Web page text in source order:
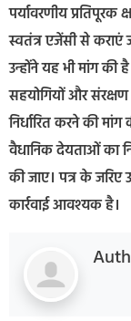
पर्यावरणीय
स्वतंत्र एजेंसी से कराएं
उन्होंने यह भी मांग
सहयोगियों और संरक्षण
निर्धारित करने की
वैधानिक देयताओं का
की जाए। पत्र के जरिए
कार्रवाई आवश्यक है।